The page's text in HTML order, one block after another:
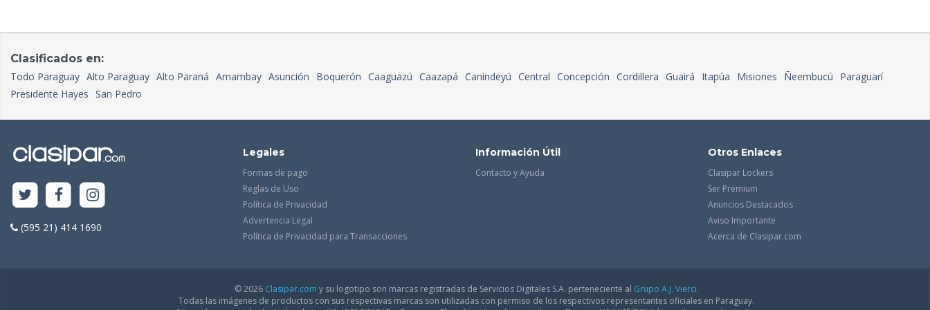
Clasificados en:
Todo Paraguay Alto Paraguay Alto Paraná Amambay Asunción Boquerón Caaguazú Caazapá Canindeyú Central Concepción Cordillera Guairá Itapúa Misiones Ñeembucú
Paraguarí
Presidente Hayes San Pedro
(595 21) 414 1690
Legales
Formas de pago
Reglas de Uso
Política de Privacidad
Advertencia Legal
Política de Privacidad para Transacciones
Información Útil
Contacto y Ayuda
Otros Enlaces
Clasipar Lockers
Ser Premium
Anuncios Destacados
Aviso Importante
Acerca de Clasipar.com
© 2026 Clasipar.com y su logotipo son marcas registradas de Servicios Digitales S.A. perteneciente al Grupo A.J. Vierci.
Todas las imágenes de productos con sus respectivas marcas son utilizadas con permiso de los respectivos representantes oficiales en Paraguay.